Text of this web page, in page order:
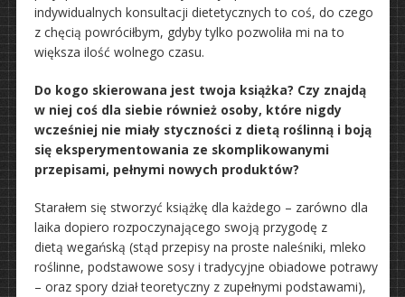
indywidualnych konsultacji dietetycznych to coś, do czego
z chęcią powróciłbym, gdyby tylko pozwoliła mi na to
większa ilość wolnego czasu.
Do kogo skierowana jest twoja książka? Czy znajdą
w niej coś dla siebie również osoby, które nigdy
wcześniej nie miały styczności z dietą roślinną i boją
się eksperymentowania ze skomplikowanymi
przepisami, pełnymi nowych produktów?
Starałem się stworzyć książkę dla każdego – zarówno dla
laika dopiero rozpoczynającego swoją przygodę z
dietą wegańską (stąd przepisy na proste naleśniki, mleko
roślinne, podstawowe sosy i tradycyjne obiadowe potrawy
– oraz spory dział teoretyczny z zupełnymi podstawami),